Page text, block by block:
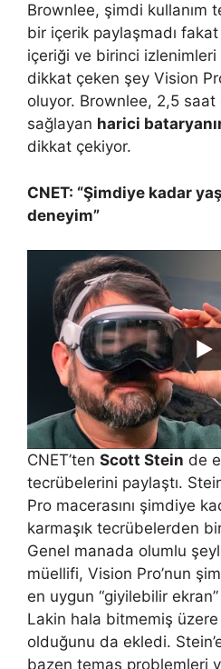
Brownlee, şimdi kullanım
bir içerik paylaşmadı
içeriği ve birinci
dikkat çeken şey Vision
oluyor. Brownlee, 2,5 saat
sağlayan harici
dikkat çekiyor.
CNET: “Şimdiye kadar
deneyim”
CNET’ten Scott Stein de
tecrübelerini paylaştı.
Pro macerasını şimdiye
karmaşık tecrübelerden
Genel manada olumlu
müellifi, Vision Pro’nun
en uygun “giyilebilir
Lakin hala bitmemiş
olduğunu da ekledi.
bazen temas problemleri